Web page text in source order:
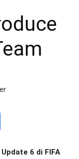
6 di FIFA